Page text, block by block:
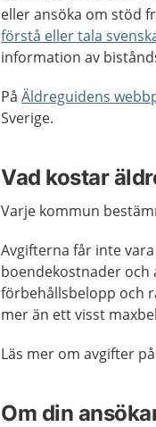
eller ansöka om stöd
förstå eller tala
information av
PåÄldreguidens
Sverige.
Vad kostar
Varje kommun
Avgifterna får inte
boendekostnader och
förbehållsbelopp och
mer än ett visst
Läs mer om avgifter
Om din